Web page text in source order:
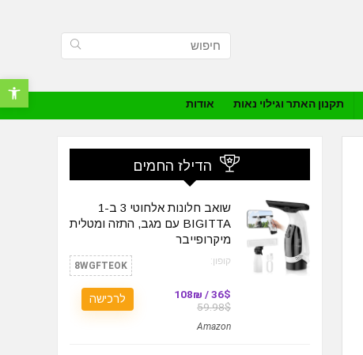
פתח
תקנון האתר וגילוי נאות אודות
הדילז החמים
שואב חלונות אלחוטי 3 ב-1
BIGITTA עם מגב, התזה ומטלית
מיקרופייבר
קופון: 8WGFTEOK
36$ / 108₪
59.98$
Amazon
לרכישה